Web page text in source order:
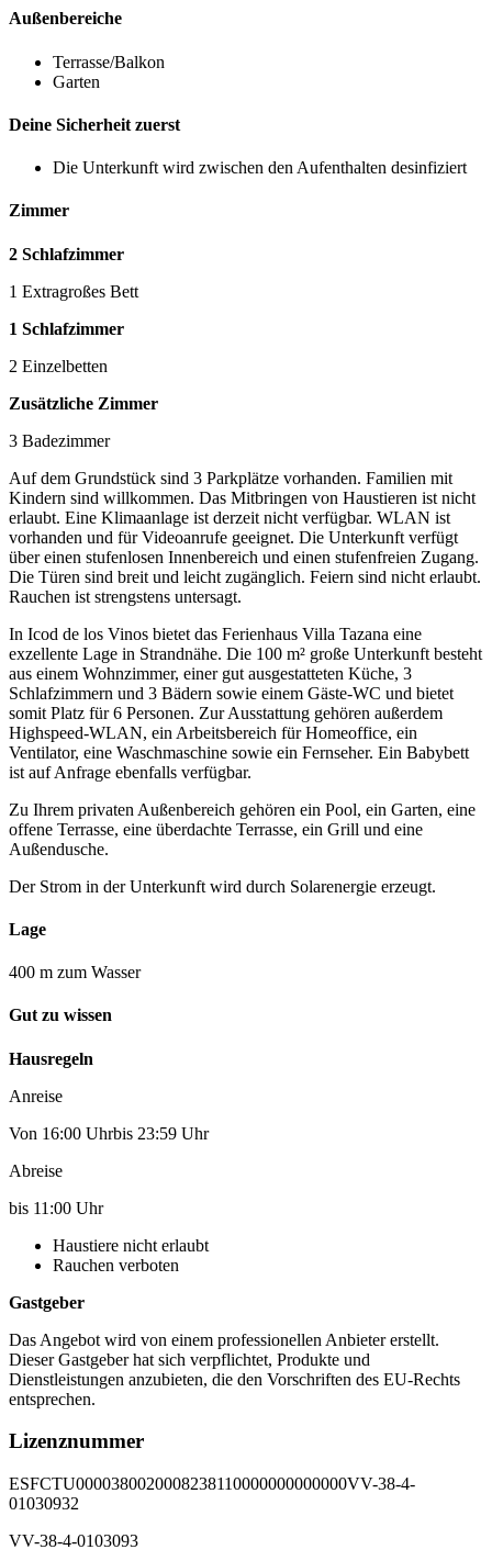
Außenbereiche
Terrasse/Balkon
Garten
Deine Sicherheit zuerst
Die Unterkunft wird zwischen den Aufenthalten desinfiziert
Zimmer
2 Schlafzimmer
1 Extragroßes Bett
1 Schlafzimmer
2 Einzelbetten
Zusätzliche Zimmer
3 Badezimmer
Auf dem Grundstück sind 3 Parkplätze vorhanden. Familien mit
Kindern sind willkommen. Das Mitbringen von Haustieren ist nicht
erlaubt. Eine Klimaanlage ist derzeit nicht verfügbar. WLAN ist
vorhanden und für Videoanrufe geeignet. Die Unterkunft verfügt
über einen stufenlosen Innenbereich und einen stufenfreien Zugang.
Die Türen sind breit und leicht zugänglich. Feiern sind nicht erlaubt.
Rauchen ist strengstens untersagt.
In Icod de los Vinos bietet das Ferienhaus Villa Tazana eine
exzellente Lage in Strandnähe. Die 100 m² große Unterkunft besteht
aus einem Wohnzimmer, einer gut ausgestatteten Küche, 3
Schlafzimmern und 3 Bädern sowie einem Gäste-WC und bietet
somit Platz für 6 Personen. Zur Ausstattung gehören außerdem
Highspeed-WLAN, ein Arbeitsbereich für Homeoffice, ein
Ventilator, eine Waschmaschine sowie ein Fernseher. Ein Babybett
ist auf Anfrage ebenfalls verfügbar.
Zu Ihrem privaten Außenbereich gehören ein Pool, ein Garten, eine
offene Terrasse, eine überdachte Terrasse, ein Grill und eine
Außendusche.
Der Strom in der Unterkunft wird durch Solarenergie erzeugt.
Lage
400 m zum Wasser
Gut zu wissen
Hausregeln
Anreise
Von 16:00 Uhrbis 23:59 Uhr
Abreise
bis 11:00 Uhr
Haustiere nicht erlaubt
Rauchen verboten
Gastgeber
Das Angebot wird von einem professionellen Anbieter erstellt.
Dieser Gastgeber hat sich verpflichtet, Produkte und
Dienstleistungen anzubieten, die den Vorschriften des EU-Rechts
entsprechen.
Lizenznummer
ESFCTU0000380020008238110000000000000VV-38-4-
01030932
VV-38-4-0103093